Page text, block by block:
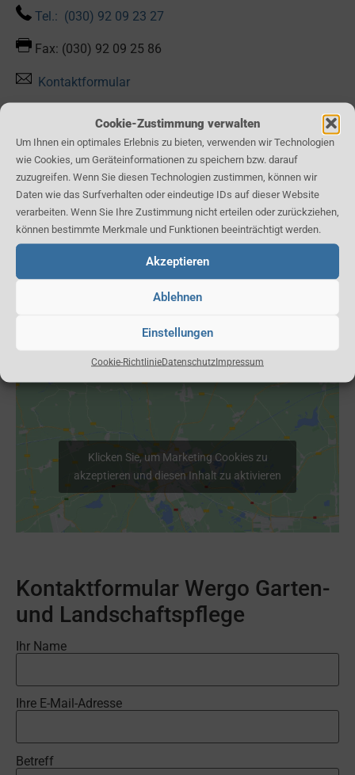
Cookie-Zustimmung verwalten
Um Ihnen ein optimales Erlebnis zu bieten, verwenden wir Technologien
wie Cookies, um Geräteinformationen zu speichern bzw. darauf
zuzugreifen. Wenn Sie diesen Technologien zustimmen, können wir
Daten wie das Surfverhalten oder eindeutige IDs auf dieser Website
verarbeiten. Wenn Sie Ihre Zustimmung nicht erteilen oder zurückziehen,
können bestimmte Merkmale und Funktionen beeinträchtigt werden.
Akzeptieren
Ablehnen
Einstellungen
Cookie-RichtlinieDatenschutzImpressum
Tel.: (030) 92 09 23 27
Fax: (030) 92 09 25 86
Kontaktformular
Unsere Leistungen:
Pflege von Grünflächen und Naturschutzgebieten
Pflege von Innenraum-Pflanzen
Anzucht von Gemüse, Kräutern und Blumen
Restaurieren von Gartenmöbeln
Karte:
Klicken Sie, um Marketing Cookies zu
akzeptieren und diesen Inhalt zu aktivieren
Kontaktformular Wergo Garten-
und Landschaftspflege
Ihr Name
Ihre E-Mail-Adresse
Betreff